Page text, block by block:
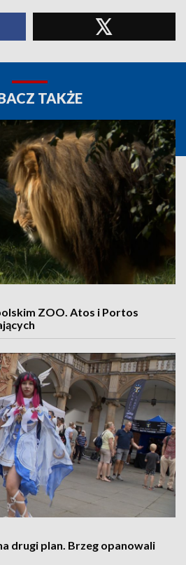
TAKŻE
ZOO. Atos i Portos
drugi plan. Brzeg opanowali